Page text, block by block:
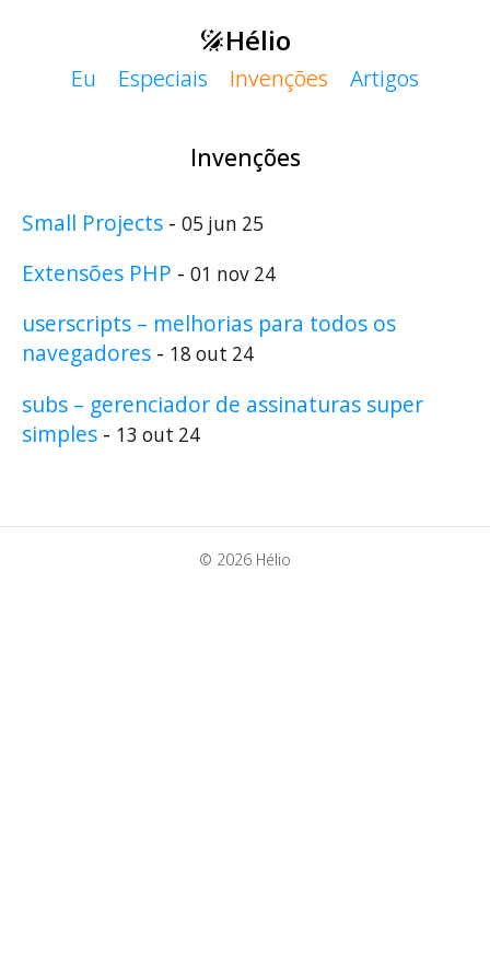
Hélio
Eu Especiais Invenções Artigos
Invenções
Small Projects - 05 jun 25
Extensões PHP - 01 nov 24
userscripts – melhorias para todos os
navegadores - 18 out 24
subs – gerenciador de assinaturas super
simples - 13 out 24
© 2026 Hélio